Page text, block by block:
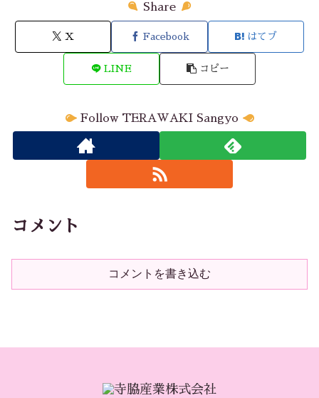
Share
X Facebook はてブ
LINE コピー
Follow TERAWAKI Sangyo
コメント
コメントを書き込む